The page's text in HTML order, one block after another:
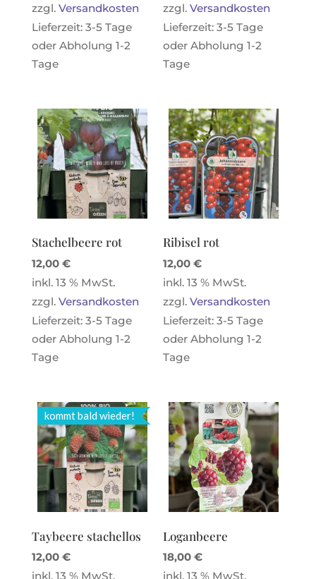
zzgl. Versandkosten
Lieferzeit: 3-5 Tage
oder Abholung 1-2
Tage
zzgl.Versandkosten
Lieferzeit:3-5 Tage
oder Abholung 1-2
Tage
Stachelbeere rot
12,00 €
inkl. 13 % MwSt.
zzgl. Versandkosten
Lieferzeit: 3-5 Tage
oder Abholung 1-2
Tage
Ribisel rot
12,00€
inkl. 13 % MwSt.
zzgl.Versandkosten
Lieferzeit:3-5 Tage
oder Abholung 1-2
Tage
kommt bald wieder!
Taybeere stachellos
12,00 €
inkl. 13 % MwSt.
Loganbeere
18,00€
inkl. 13 % MwSt.